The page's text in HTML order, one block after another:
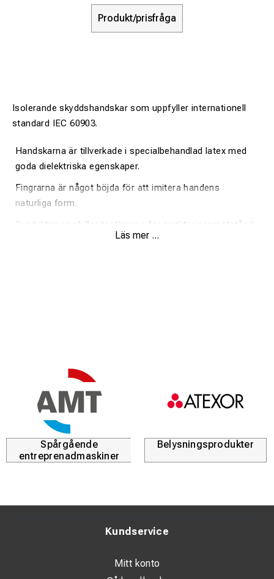
Produkt/prisfråga
Isolerande skyddshandskar som uppfyller internationell
standard IEC 60903.
Handskarna är tillverkade i specialbehandlad latex med
goda dielektriska egenskaper.
Fingrarna är något böjda för att imitera handens
naturliga form.
Produkten uppfyller testkraven för punkteringsmotstånd,
riv- och draghållfasthet. Den har också testats under
Material
Mekaniskt skydd (EN
388)
10
Läs mer ...
Spårgående
entreprenadmaskiner
Belysningsprodukter
Kundservice
Mitt konto